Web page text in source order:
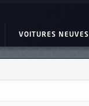
VOITURES NEUVES